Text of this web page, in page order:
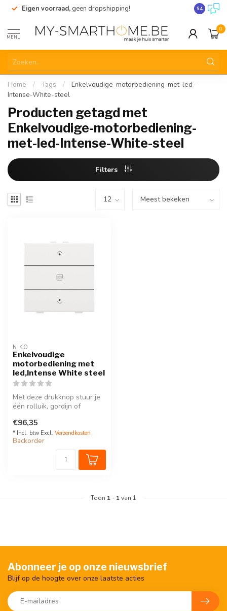
Eigen voorraad, geen dropshipping! 9.4
MENU
0
Home / Tags /
Enkelvoudige-motorbediening-met-led-
Intense-White-steel
Producten getagd met
Enkelvoudige-motorbediening-
met-led-Intense-White-steel
Filters
NIKO
Enkelvoudige
motorbediening met
led,Intense White steel
Met deze drukknop stuur je
één rolluik, gordijn of
aan ...
€96,35
* Incl. btw Excl. Verzendkosten
Backorder
Toon 1 - 1van 1
Abonneer je op onze nieuwsbrief
Blijf op de hoogte over onze laatste acties